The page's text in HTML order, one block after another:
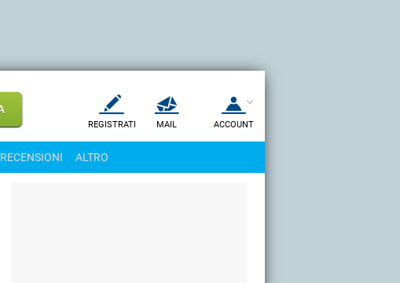
REGISTRATI MAIL ACCOUNT
RECENSIONI ALTRO